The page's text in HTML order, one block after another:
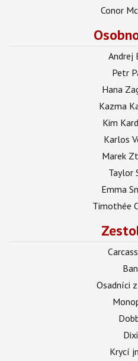
Conor
Andrej
Petr
Hana
Kazma
Kim
Karlos
Marek
Taylor
Emma
Timothée
Osadníci
Krycí